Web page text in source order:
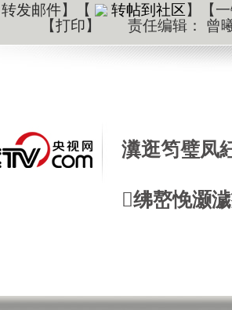
转发邮件】 【 转帖到社区】【
【打印】 责任编辑： 曾
瀵逛笉璧凤
绋嶅悗灏